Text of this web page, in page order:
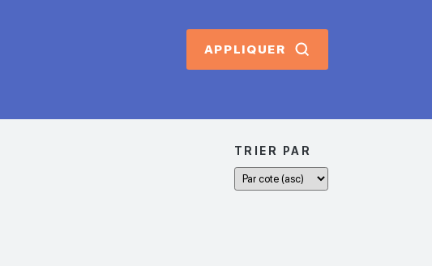
APPLIQUER
TRIER PAR